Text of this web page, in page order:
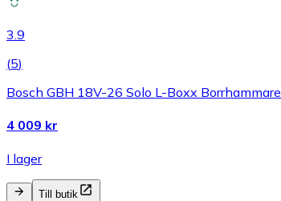
3.9
(5)
Bosch GBH 18V-26 Solo L-Boxx Borrhammare
4 009 kr
I lager
Till butik